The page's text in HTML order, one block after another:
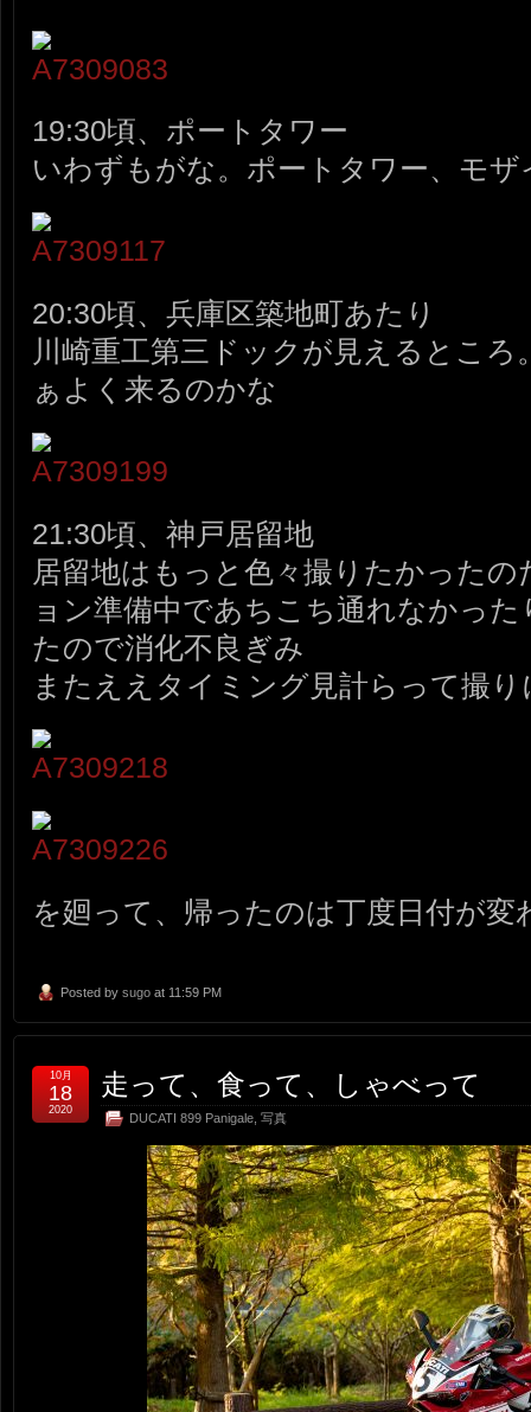
19:30頃、ポートタワー
いわずもがな。ポートタワー、モザ
20:30頃、兵庫区築地町あたり
川崎重工第三ドックが見えるとこ
ぁよく来るのかな
21:30頃、神戸居留地
居留地はもっと色々撮りたかった
ョン準備中であちこち通れなかっ
たので消化不良ぎみ
またええタイミング見計らって撮
を廻って、帰ったのは丁度日付が
Posted by sugo at 11:59 PM
走って、食って、しゃべって
DUCATI 899 Panigale 写真
10月
18
2020